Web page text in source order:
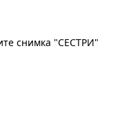
снимка "СЕСТРИ"